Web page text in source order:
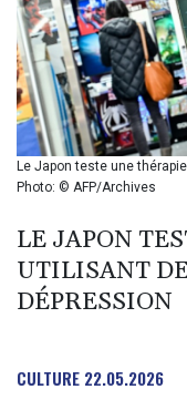
Le Japon teste une
Photo: © AFP/Archives
LE JAPON
UTILISANT
DÉPRESSION
CULTURE 22.05.2026